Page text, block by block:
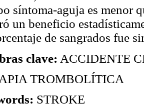
síntoma-aguja es menor
un beneficio
de sangrados fue
clave: ACCIDENTE
TROMBOLÍTICA
STROKE